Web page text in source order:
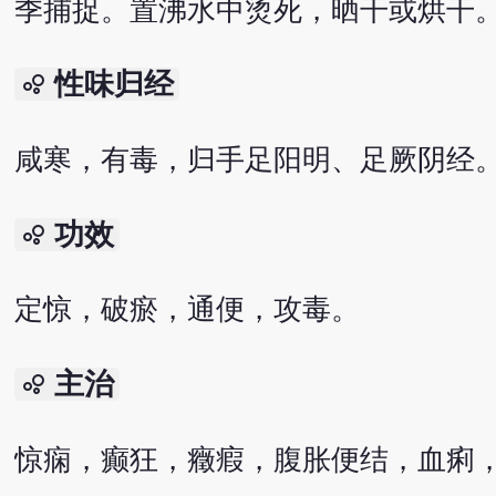
季捕捉。置沸水中烫死，晒干或烘干。
bubble_chart 性味归经
咸寒，有毒，归手足阳明、足厥阴经。
bubble_chart 功效
定惊，破瘀，通便，攻毒。
bubble_chart 主治
惊痫，癫狂，癥瘕，腹胀便结，血痢